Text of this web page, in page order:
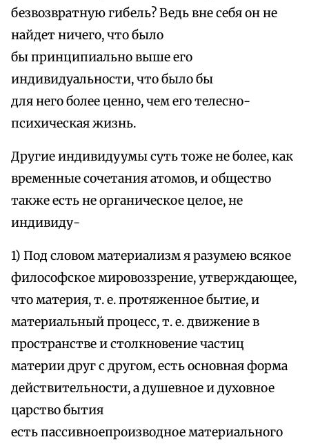
безвозвратную гибель? Ведь вне себя он не
найдет ничего, что было
бы принципиально выше его
индивидуальности, что было бы
для него более ценно, чем его телесно-
психическая жизнь.
Другие индивидуумы суть тоже не более, как
временные сочетания атомов, и общество
также есть не органическое целое, не
индивиду-
1) Под словом материализм я разумею всякое
философское мировоззрение, утверждающее,
что материя, т. е. протяженное бытие, и
материальный процесс, т. е. движение в
пространстве и столкновение частиц
материи друг с другом, есть основная форма
действительности, а душевное и духовное
царство бытия
есть пассивноепроизводное материального